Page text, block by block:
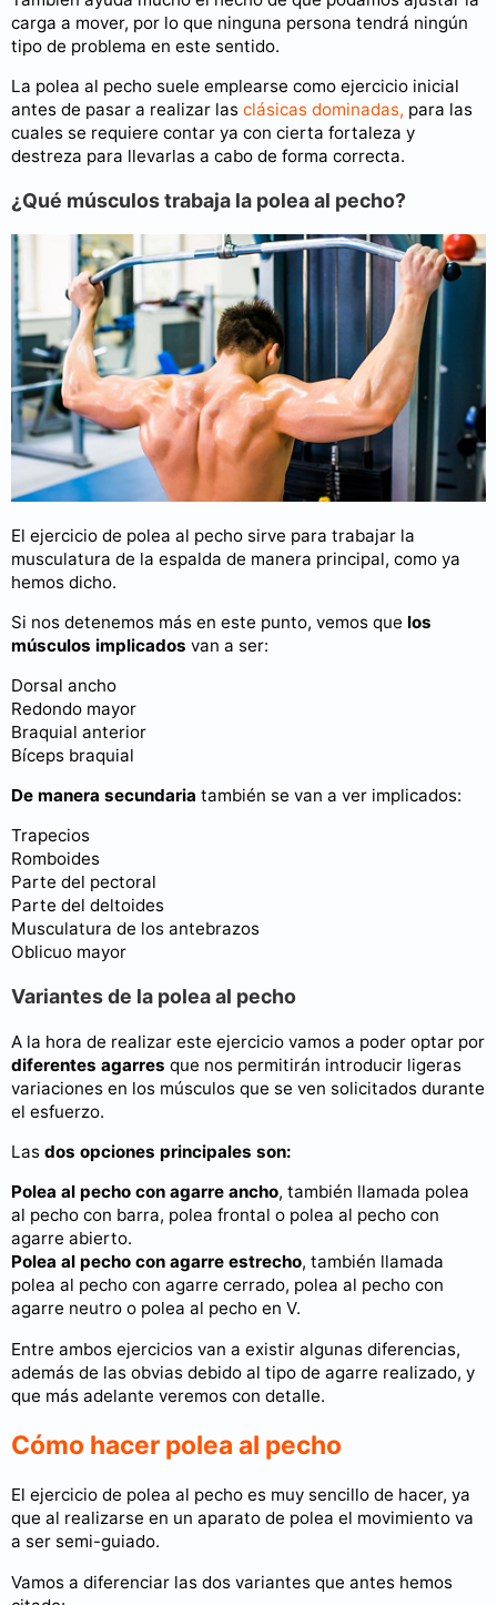
carga a mover, por lo que ninguna persona tendrá ningún
tipo de problema en este sentido.
La polea al pecho suele emplearse como ejercicio inicial
antes de pasar a realizar las clásicas dominadas, para las
cuales se requiere contar ya con cierta fortaleza y
destreza para llevarlas a cabo de forma correcta.
¿Qué músculos trabaja la polea al pecho?
El ejercicio de polea al pecho sirve para trabajar la
musculatura de la espalda de manera principal, como ya
hemos dicho.
Si nos detenemos más en este punto, vemos que los
músculos implicados van a ser:
Dorsal ancho
Redondo mayor
Braquial anterior
Bíceps braquial
De manera secundaria también se van a ver implicados:
Trapecios
Romboides
Parte del pectoral
Parte del deltoides
Musculatura de los antebrazos
Oblicuo mayor
Variantes de la polea al pecho
A la hora de realizar este ejercicio vamos a poder optar por
diferentes agarres que nos permitirán introducir ligeras
variaciones en los músculos que se ven solicitados durante
el esfuerzo.
Las dos opciones principales son:
Polea al pecho con agarre ancho, también llamada polea
al pecho con barra, polea frontal o polea al pecho con
agarre abierto.
Polea al pecho con agarre estrecho, también llamada
polea al pecho con agarre cerrado, polea al pecho con
agarre neutro o polea al pecho en V.
Entre ambos ejercicios van a existir algunas diferencias,
además de las obvias debido al tipo de agarre realizado, y
que más adelante veremos con detalle.
Cómo hacer polea al pecho
El ejercicio de polea al pecho es muy sencillo de hacer, ya
que al realizarse en un aparato de polea el movimiento va
a ser semi-guiado.
Vamos a diferenciar las dos variantes que antes hemos